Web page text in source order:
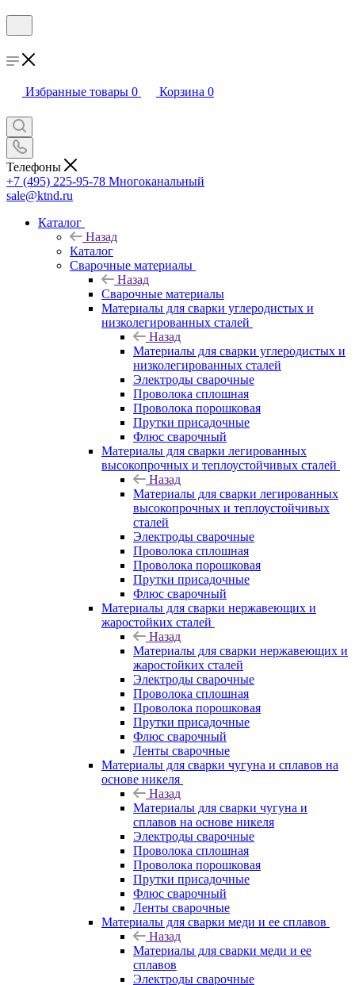
Избранные товары 0 Корзина 0
Телефоны
+7 (495) 225-95-78 Многоканальный
sale@ktnd.ru
Каталог
Назад
Каталог
Сварочные материалы
Назад
Сварочные материалы
Материалы для сварки углеродистых и
низколегированных сталей
Назад
Материалы для сварки углеродистых и
низколегированных сталей
Электроды сварочные
Проволока сплошная
Проволока порошковая
Прутки присадочные
Флюс сварочный
Материалы для сварки легированных
высокопрочных и теплоустойчивых сталей
Назад
Материалы для сварки легированных
высокопрочных и теплоустойчивых
сталей
Электроды сварочные
Проволока сплошная
Проволока порошковая
Прутки присадочные
Флюс сварочный
Материалы для сварки нержавеющих и
жаростойких сталей
Назад
Материалы для сварки нержавеющих и
жаростойких сталей
Электроды сварочные
Проволока сплошная
Проволока порошковая
Прутки присадочные
Флюс сварочный
Ленты сварочные
Материалы для сварки чугуна и сплавов на
основе никеля
Назад
Материалы для сварки чугуна и
сплавов на основе никеля
Электроды сварочные
Проволока сплошная
Проволока порошковая
Прутки присадочные
Флюс сварочный
Ленты сварочные
Материалы для сварки меди и ее сплавов
Назад
Материалы для сварки меди и ее
сплавов
Электроды сварочные